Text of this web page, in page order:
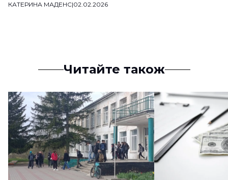
КАТЕРИНА МАДЕНС|02.02.2026
Читайте також